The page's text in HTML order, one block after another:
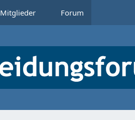
Mitglieder Forum